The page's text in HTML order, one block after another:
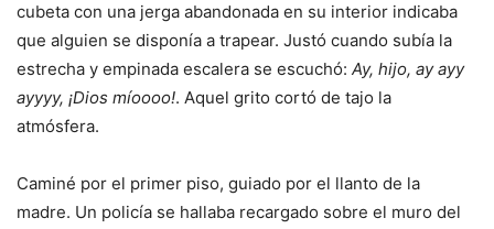
cubeta con una jerga abandonada en su interior indicaba
que alguien se disponía a trapear. Justó cuando subía la
estrecha y empinada escalera se escuchó: Ay, hijo, ay ayy
ayyyy, ¡Dios míoooo!. Aquel grito cortó de tajo la
atmósfera.
Caminé por el primer piso, guiado por el llanto de la
madre. Un policía se hallaba recargado sobre el muro del